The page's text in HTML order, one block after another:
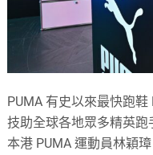
PUMA 有史以來最快跑
技助全球各地眾多精英跑
本港 PUMA 運動員林穎